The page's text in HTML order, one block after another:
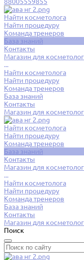
Найти косметолога
Найти процедуру
Команда тренеров
База знаний
Контакты
Магазин для
...
Найти косметолога
Найти процедуру
Команда тренеров
База знаний
Контакты
Магазин для
Найти косметолога
Найти процедуру
Команда тренеров
База знаний
Контакты
Магазин для
...
Найти косметолога
Найти процедуру
Команда тренеров
База знаний
Контакты
Магазин для
Поиск